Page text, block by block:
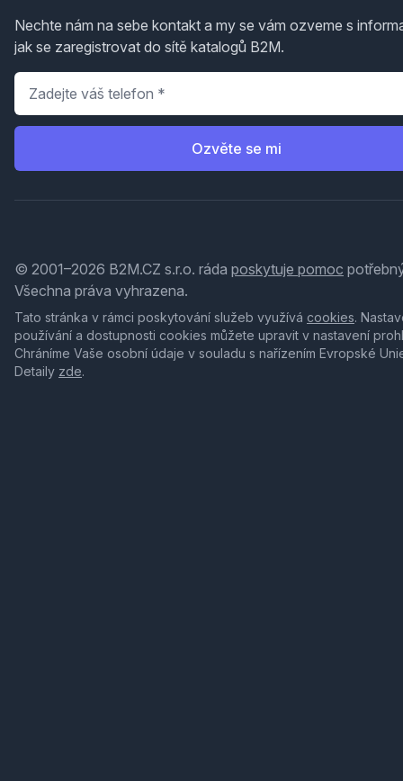
Nechte nám na sebe kontakt a my se vám ozveme s
jak se zaregistrovat do sítě katalogů B2M.
Telefon
Ozvěte se mi
© 2001–2026 B2M.CZ s.r.o. ráda poskytuje pomoc
Všechna práva vyhrazena.
Tato stránka v rámci poskytování služeb využívá cookies.
používání a dostupnosti cookies můžete upravit v nastavení
Chráníme Vaše osobní údaje v souladu s nařízením Evropské
Detaily zde.